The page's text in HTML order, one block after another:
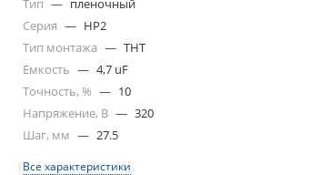
Тип — пленочный
Серия — HP2
Тип монтажа — THT
Емкость — 4,7 uF
Точность, % — 10
Напряжение, В — 320
Шаг, мм — 27.5
Все характеристики